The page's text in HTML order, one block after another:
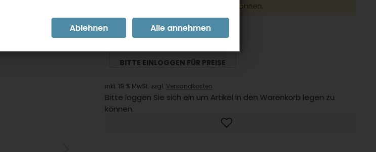
Artikel in den Warenkorb legen zu können.
Artikelnummer:2392MBBL
BITTE EINLOGGEN FÜR PREISE
inkl. 19 % MwSt. zzgl. Versandkosten
Bitte loggen Sie sich ein um Artikel in den Warenkorb legen zu
können.